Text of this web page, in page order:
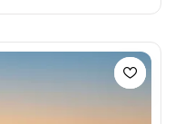
nicht nur
auch eine tiefe
Auf einem Hügel
des Turms